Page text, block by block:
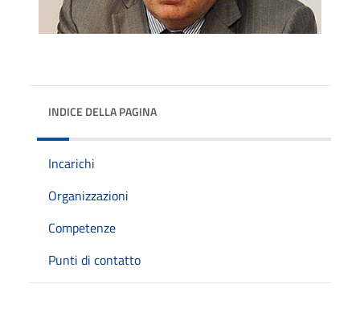
INDICE DELLA PAGINA
Incarichi
Organizzazioni
Competenze
Punti di contatto